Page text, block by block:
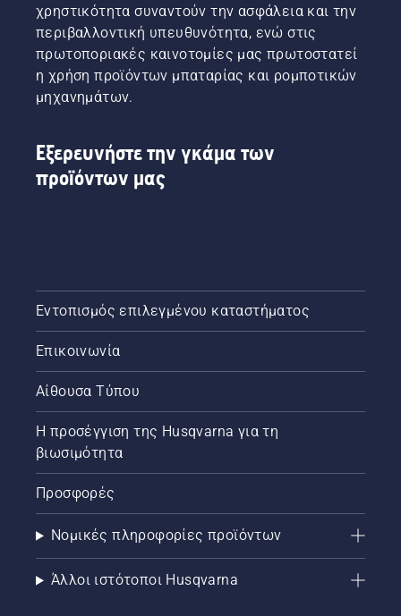
χρηστικότητα συναντούν την ασφάλεια και την
περιβαλλοντική υπευθυνότητα, ενώ στις
πρωτοποριακές καινοτομίες μας πρωτοστατεί
η χρήση προϊόντων μπαταρίας και ρομποτικών
μηχανημάτων.
Εξερευνήστε την γκάμα των
προϊόντων μας
Εντοπισμός επιλεγμένου καταστήματος
Επικοινωνία
Αίθουσα Τύπου
Η προσέγγιση της Husqvarna για τη
βιωσιμότητα
Προσφορές
Νομικές πληροφορίες προϊόντων
Άλλοι ιστότοποι Husqvarna